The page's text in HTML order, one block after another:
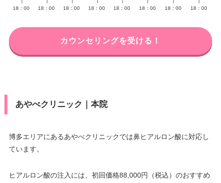
18：00
18：00
18：00
18：00
18：00
18：00
18：00
18：00
カウンセリングを受ける！
あやべクリニック｜本院
博多エリアにあるあやべクリニックでは鼻ヒアルロン酸に対応し
ています。
ヒアルロン酸の注入には、初回価格88,000円（税込）のおすすめ